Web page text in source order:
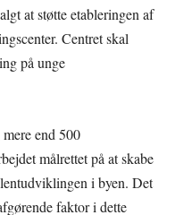
at støtte etableringen af
Centret skal
på unge
end 500
målrettet på at skabe
i byen. Det
faktor i dette